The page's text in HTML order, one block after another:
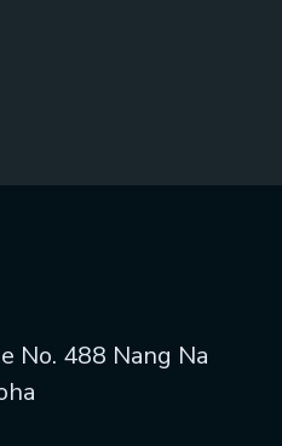
No. 488 Nang Na